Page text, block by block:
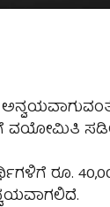
ವಯೋಮಿತಿ
ರೂ.